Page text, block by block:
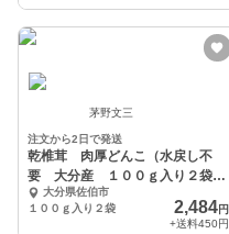
茅野文三
注文から2日で発送
乾椎茸 肉厚どんこ（水戻し不
要 大分産 １００ｇ入り２袋
ビタミンDが豊富
大分県佐伯市
１００ｇ入り２袋
2,484円
+送料450円